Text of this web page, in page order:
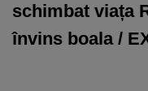
schimbat viața
învins boala /